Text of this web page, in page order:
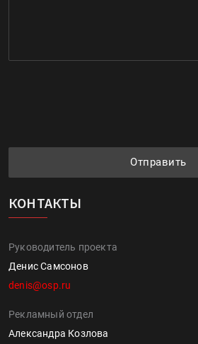
Отправить
КОНТАКТЫ
Руководитель проекта
Денис Самсонов
denis@osp.ru
Рекламный отдел
Александра Козлова